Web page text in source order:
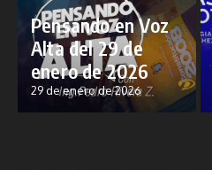
Pensando en Voz
Alta del 29 de
enero de 2026
29 de enero de 2026